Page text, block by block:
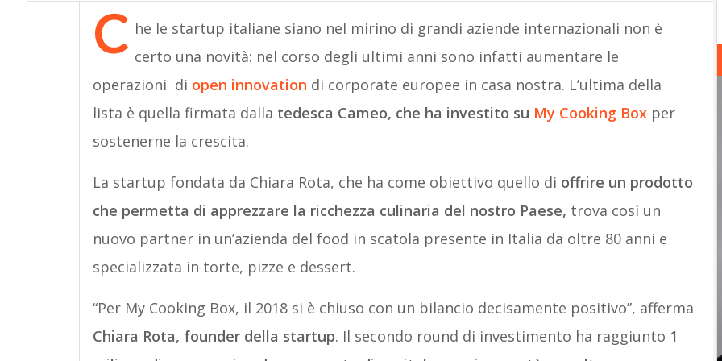
C he le startup italiane siano nel mirino di grandi aziende internazionali non è
certo una novità: nel corso degli ultimi anni sono infatti aumentare le
operazioni di open innovation di corporate europee in casa nostra. L’ultima della
lista è quella firmata dalla tedesca Cameo, che ha investito su My Cooking Boxper
sostenerne la crescita.
La startup fondata da Chiara Rota, che ha come obiettivo quello di offrire un prodotto
che permetta di apprezzare la ricchezza culinaria del nostro Paese, trova così un
nuovo partner in un’azienda del food in scatola presente in Italia da oltre 80 anni e
specializzata in torte, pizze e dessert.
“Per My Cooking Box, il 2018 si è chiuso con un bilancio decisamente positivo”, afferma
Chiara Rota, founder della startup. Il secondo round di investimento ha raggiunto 1